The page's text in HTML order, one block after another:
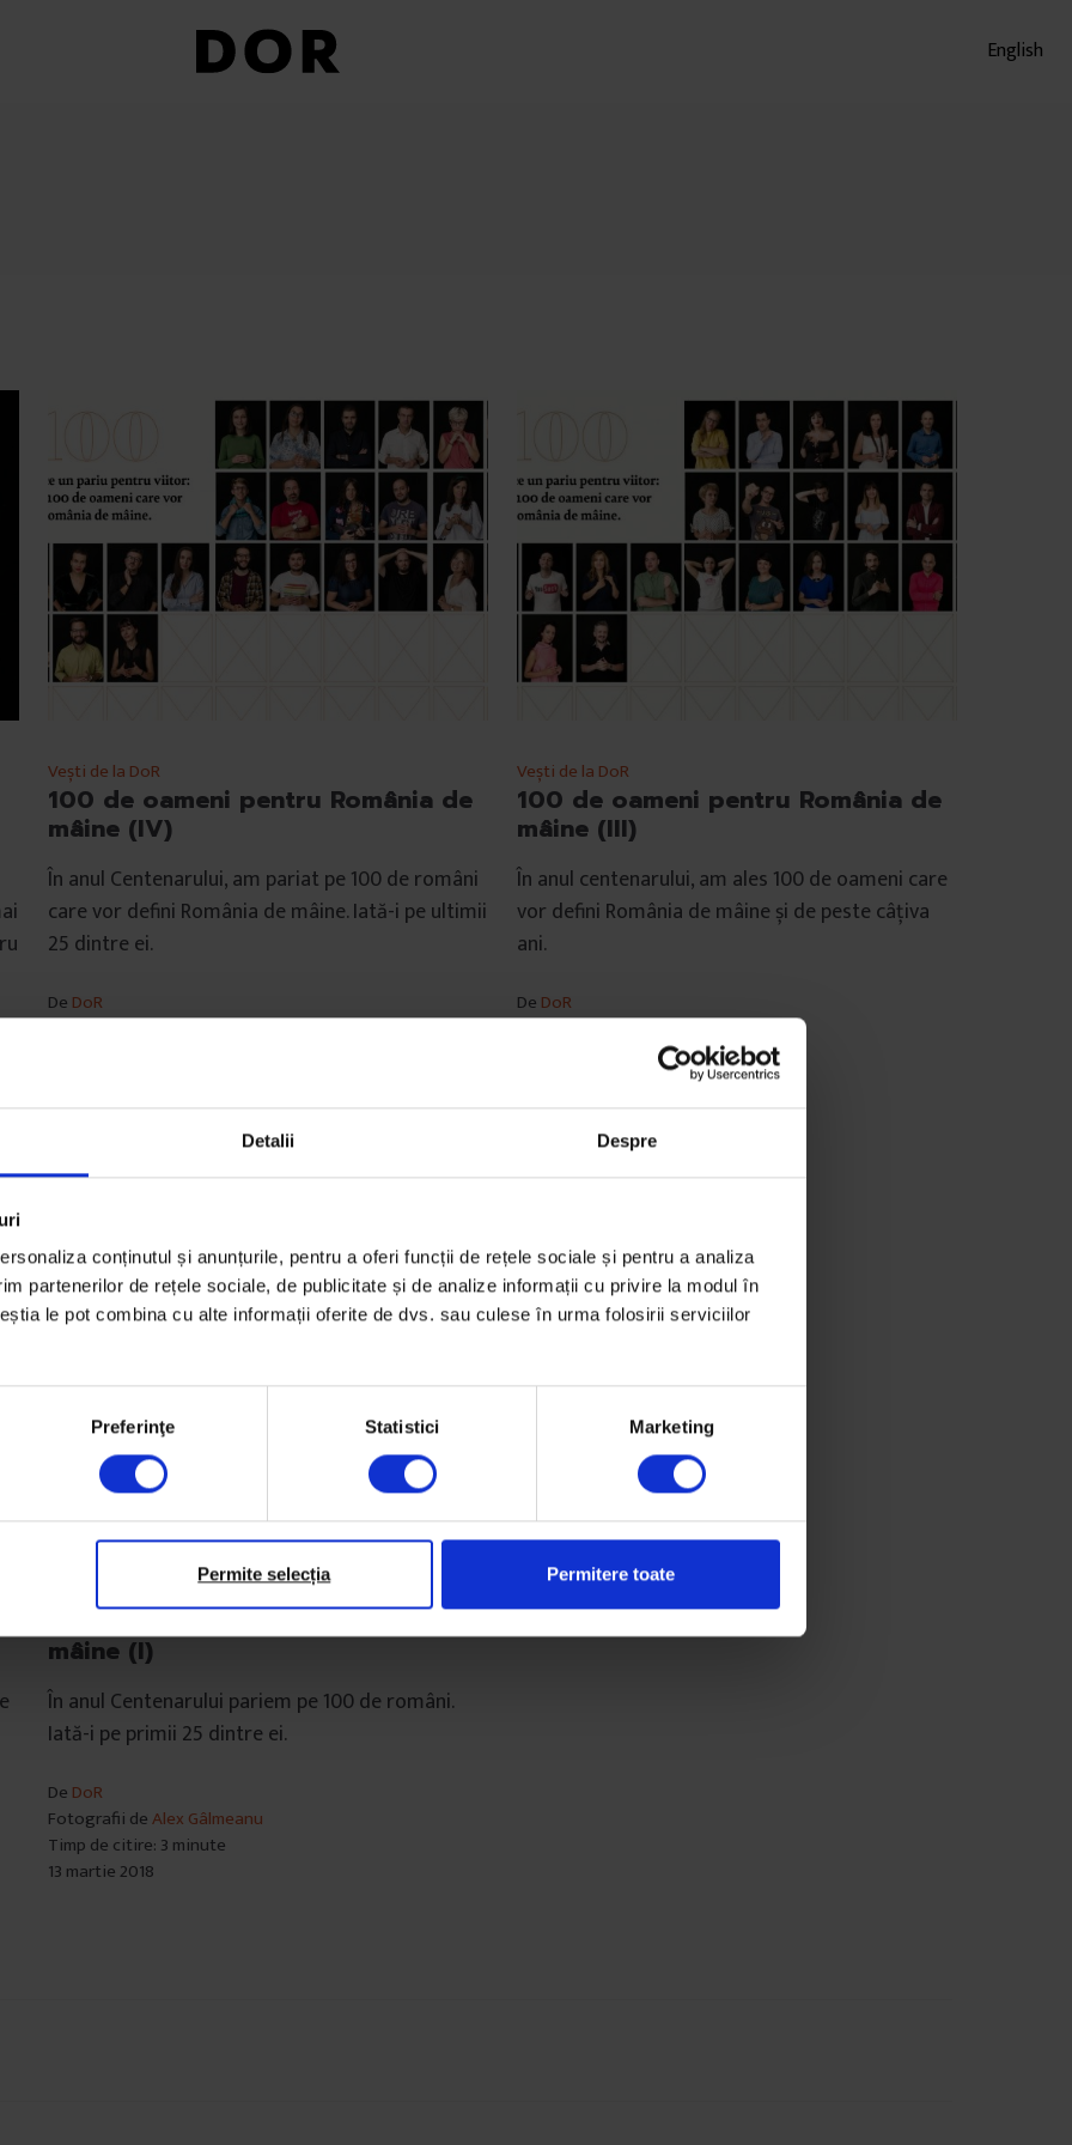
Detalii Despre
conținutul și anunțurile, pentru a oferi funcții de rețele sociale și pentru a analiza
partenerilor de rețele sociale, de publicitate și de analize informații cu privire la modul în
le pot combina cu alte informații oferite de dvs. sau culese în urma folosirii serviciilor
Preferinţe Statistici Marketing
Permite selecția Permitere toate
English
Vești de la DoR
100 de oameni pentru România de
mâine (IV)
În anul Centenarului, am pariat pe 100 de români
care vor defini România de mâine. Iată-i pe ultimii
25 dintre ei.
De DoR
Fotografii deAlex Gâlmeanu
Vești de la DoR
100 de oameni pentru România de
mâine (III)
În anul centenarului, am ales 100 de oameni care
vor defini România de mâine și de peste câțiva
ani.
De DoR
Fotografii deAlex Gâlmeanu
Timp de citire: 3 minute
100 de oameni pentru România de
mâine (I)
În anul Centenarului pariem pe 100 de români.
Iată-i pe primii 25 dintre ei.
De DoR
Fotografii deAlex Gâlmeanu
Timp de citire: 3 minute
13 martie 2018